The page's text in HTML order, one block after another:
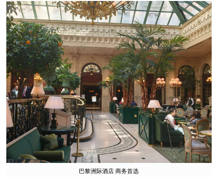
巴黎洲际酒店 商务首选